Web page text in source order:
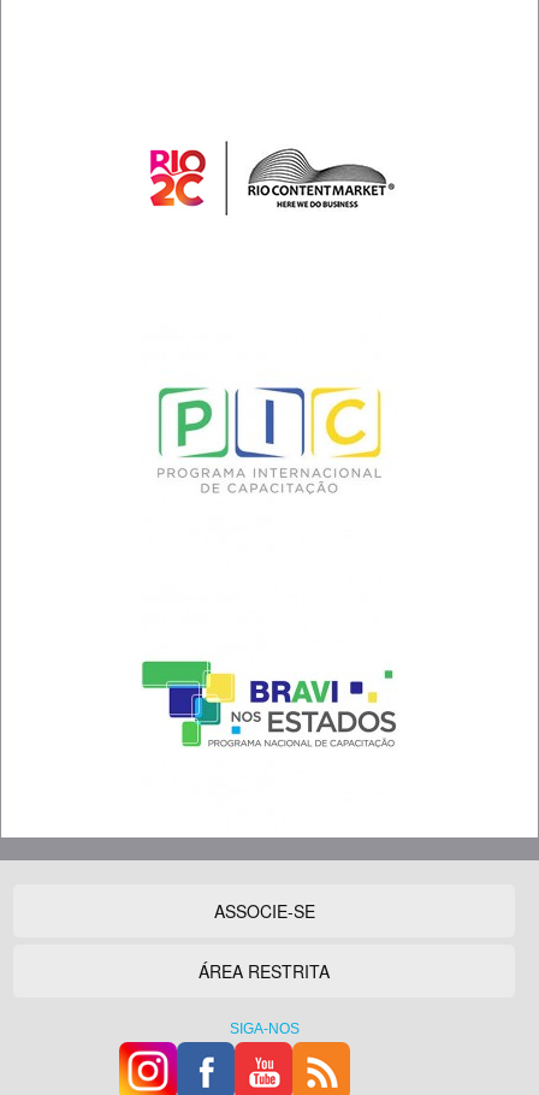
ASSOCIE-SE
ÁREA RESTRITA
SIGA-NOS